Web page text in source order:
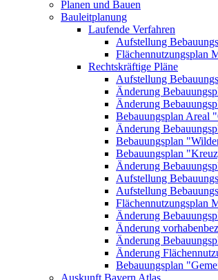
Planen und Bauen
Bauleitplanung
Laufende Verfahren
Aufstellung
Flächennutzungsplan
Rechtskräftige Pläne
Aufstellung
Änderung
Änderung
Bebauungsplan Areal
Änderung
Bebauungsplan
Bebauungsplan
Änderung
Aufstellung
Aufstellung
Flächennutzungsplan
Änderung
Änderung
Änderung
Änderung
Bebauungsplan
Auskunft Bayern Atlas